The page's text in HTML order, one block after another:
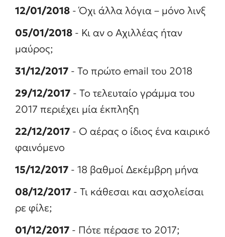
12/01/2018 - Όχι άλλα λόγια – μόνο λινξ
05/01/2018 - Κι αν ο Αχιλλέας ήταν
μαύρος;
31/12/2017 - Το πρώτο email του 2018
29/12/2017 - Το τελευταίο γράμμα του
2017 περιέχει μία έκπληξη
22/12/2017 - Ο αέρας ο ίδιος ένα καιρικό
φαινόμενο
15/12/2017 - 18 βαθμοί Δεκέμβρη μήνα
08/12/2017 - Τι κάθεσαι και ασχολείσαι
ρε φίλε;
01/12/2017 - Πότε πέρασε το 2017;